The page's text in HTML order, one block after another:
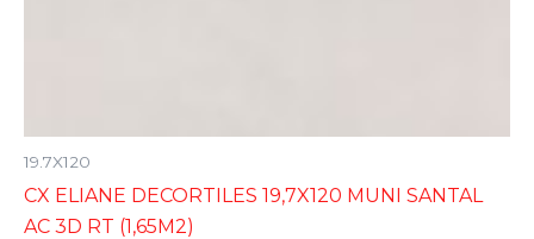
19.7X120
CX ELIANE DECORTILES 19,7X120 MUNI SANTAL
AC 3D RT (1,65M2)